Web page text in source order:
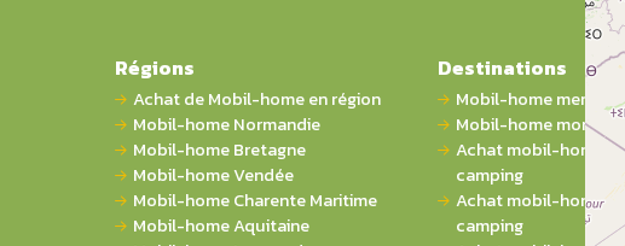
Régions
Achat de Mobil-home en région
Mobil-home Normandie
Mobil-home Bretagne
Mobil-home Vendée
Mobil-home Charente Maritime
Mobil-home Aquitaine
Destinations
Mobil-home mer
Mobil-home
Achat mobil-home 1
camping
Achat mobil-home 2
camping